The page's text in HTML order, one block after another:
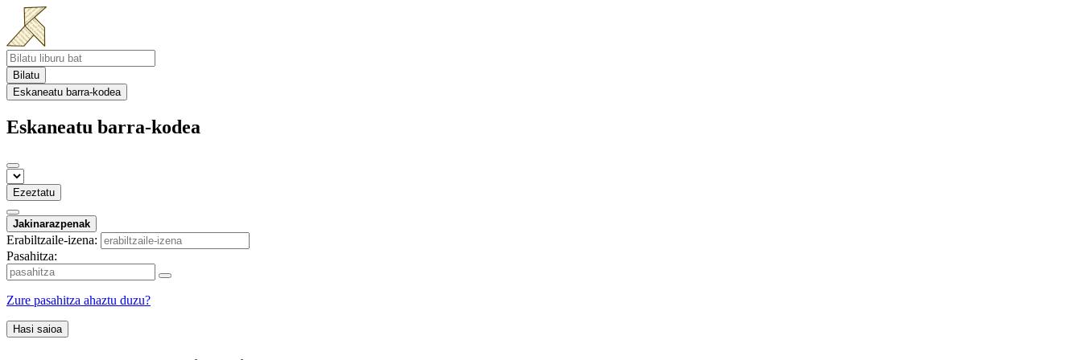
Bilatu
Eskaneatu barra-kodea
Eskaneatu barra-kodea
Ezeztatu
Jakinarazpenak
Erabiltzaile-izena:
Pasahitza:
Zure pasahitza ahaztu duzu?
Hasi saioa